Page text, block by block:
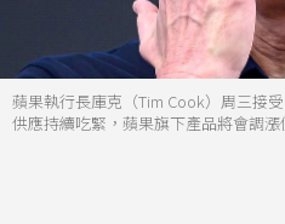
蘋果執行長庫克（Tim Cook）周三接
供應持續吃緊，蘋果旗下產品將會調漲